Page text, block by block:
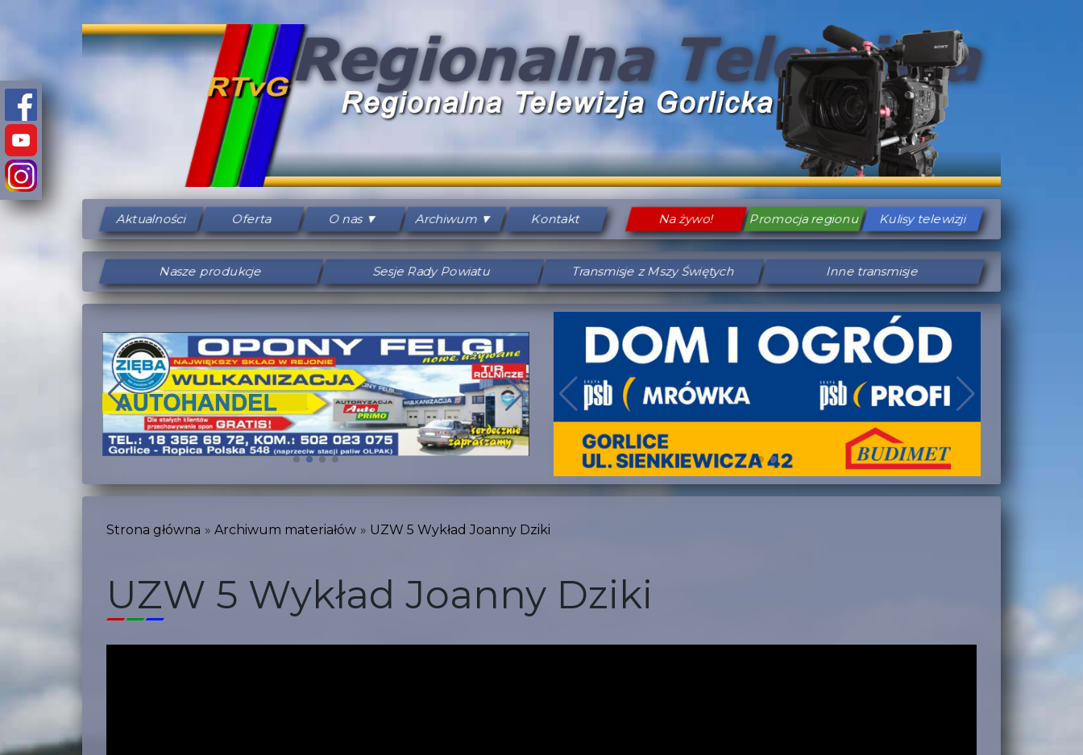
Aktualności Oferta O nas Archiwum Kontakt Na żywo! Promocja regionu Kulisy telewizji
Nasze produkcje Sesje Rady Powiatu Transmisje z Mszy Świętych Inne transmisje
Strona główna Archiwum materiałów UZW 5 Wykład Joanny Dziki
UZW 5 Wykład Joanny Dziki